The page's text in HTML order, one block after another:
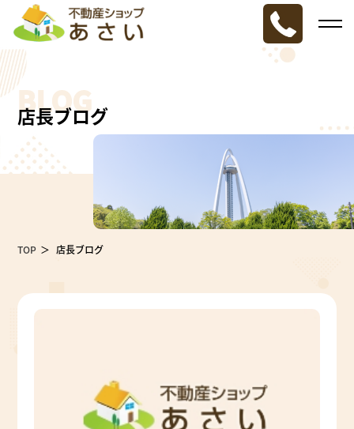
BLOG
店長ブログ
TOP 店長ブログ